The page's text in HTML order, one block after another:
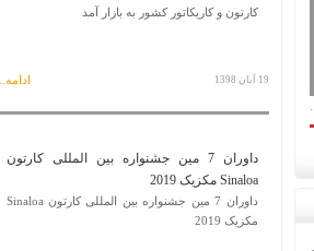
کارتون و کاریکاتور کشور به بازار آمد
19 آبان 1398 ادامه...
داوران 7 مین جشنواره بین المللی کارتون
Sinaloa مکزیک 2019
داوران 7 مین جشنواره بین المللی کارتون Sinaloa
مکزیک 2019